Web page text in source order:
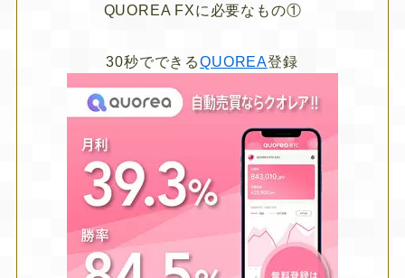
QUOREA FXに必要なもの①
30秒でできるQUOREA登録